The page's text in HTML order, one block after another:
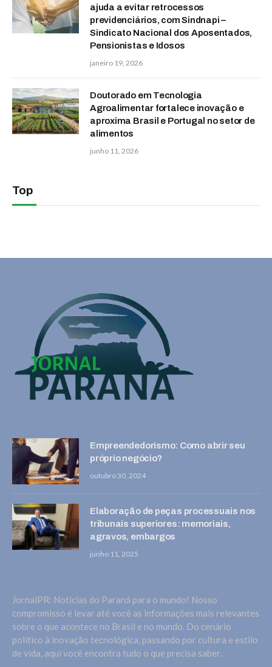
ajuda a evitar retrocessos
previdenciários, com Sindnapi –
Sindicato Nacional dos Aposentados,
Pensionistas e Idosos
janeiro 19, 2026
Doutorado em Tecnologia
Agroalimentar fortalece inovação e
aproxima Brasil e Portugal no setor de
alimentos
junho 11, 2026
Top
Empreendedorismo: Como abrir seu
próprio negócio?
outubro 30, 2024
Elaboração de peças processuais nos
tribunais superiores: memoriais,
agravos, embargos
junho 11, 2025
JornalPR: Notícias do Paraná para o mundo! Nosso
compromisso é levar até você as informações mais relevantes
sobre o que acontece no Brasil e no mundo. Do cenário
político à inovação tecnológica, passando por cultura e estilo
de vida, aqui você encontra tudo o que precisa saber.